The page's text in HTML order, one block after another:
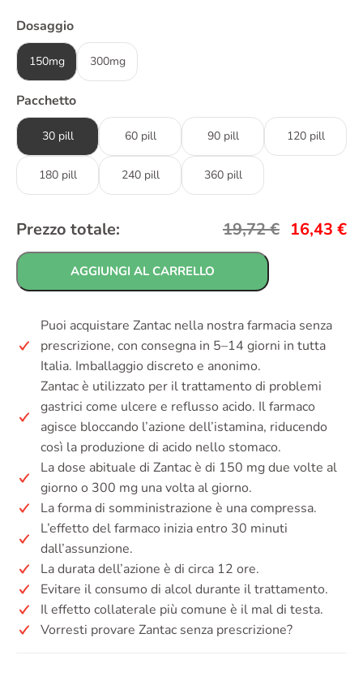
Dosaggio
150mg 300mg
Pacchetto
30 pill 60 pill 90 pill 120 pill
180 pill 240 pill 360 pill
Prezzo totale: 19,72€ 16,43 €
AGGIUNGI AL CARRELLO
Puoi acquistare Zantac nella nostra farmacia senza
prescrizione, con consegna in 5–14 giorni in tutta
Italia. Imballaggio discreto e anonimo.
Zantac è utilizzato per il trattamento di problemi
gastrici come ulcere e reflusso acido. Il farmaco
agisce bloccando l’azione dell’istamina, riducendo
così la produzione di acido nello stomaco.
La dose abituale di Zantac è di 150 mg due volte al
giorno o 300 mg una volta al giorno.
La forma di somministrazione è una compressa.
L’effetto del farmaco inizia entro 30 minuti
dall’assunzione.
La durata dell’azione è di circa 12 ore.
Evitare il consumo di alcol durante il trattamento.
Il effetto collaterale più comune è il mal di testa.
Vorresti provare Zantac senza prescrizione?